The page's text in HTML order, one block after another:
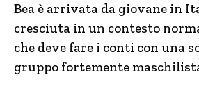
Bea è arrivata da giovane in
cresciuta in un contesto
che deve fare i conti con una
gruppo fortemente